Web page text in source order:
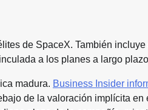
de SpaceX. También
a los planes a largo
madura. Business Insider
de la valoración implícita en